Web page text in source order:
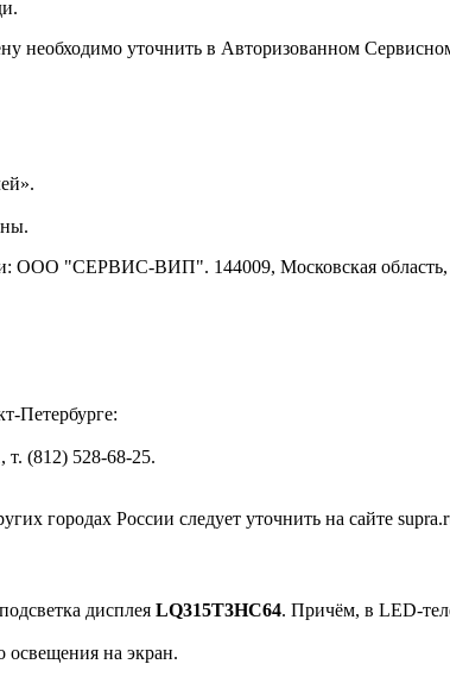
необходимо уточнить в Авторизованном
ООО "СЕРВИС-ВИП". 144009, Московская область,
Петербурге:
т. (812) 528-68-25.
городах России следует уточнить на сайте
дисплея LQ315T3HC64. Причём, в LED-
освещения на экран.